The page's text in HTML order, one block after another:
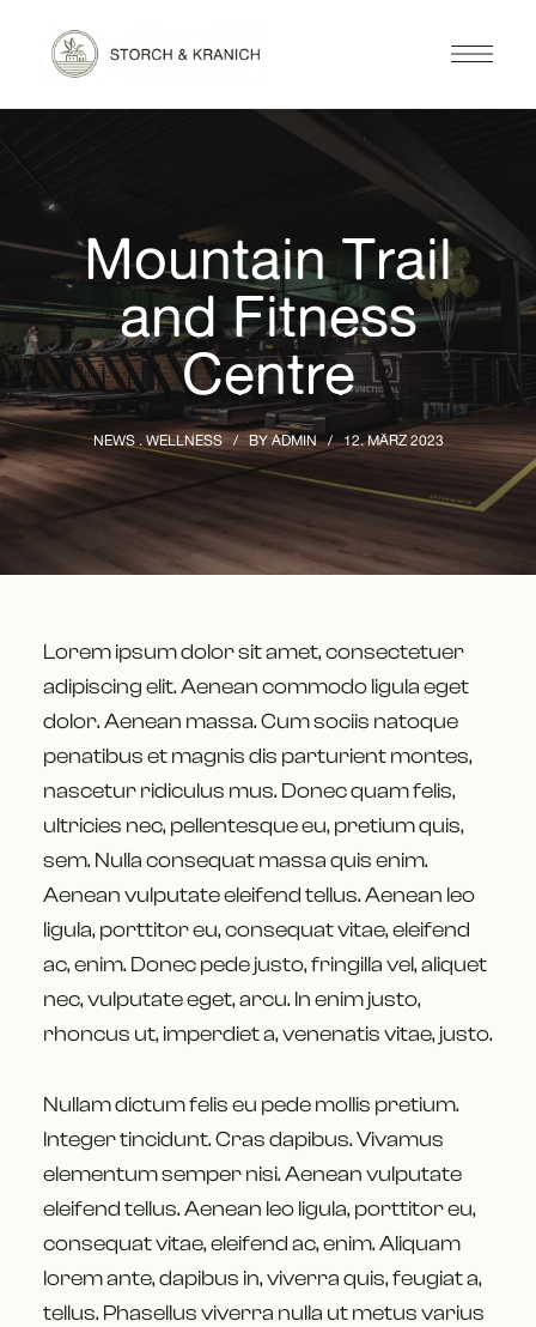
Mountain Trail
and Fitness
Centre
NEWS WELLNESS BYADMIN 12. MÄRZ 2023
Lorem ipsum dolor sit amet, consectetuer
adipiscing elit. Aenean commodo ligula eget
dolor. Aenean massa. Cum sociis natoque
penatibus et magnis dis parturient montes,
nascetur ridiculus mus. Donec quam felis,
ultricies nec, pellentesque eu, pretium quis,
sem. Nulla consequat massa quis enim.
Aenean vulputate eleifend tellus. Aenean leo
ligula, porttitor eu, consequat vitae, eleifend
ac, enim. Donec pede justo, fringilla vel, aliquet
nec, vulputate eget, arcu. In enim justo,
rhoncus ut, imperdiet a, venenatis vitae, justo.
Nullam dictum felis eu pede mollis pretium.
Integer tincidunt. Cras dapibus. Vivamus
elementum semper nisi. Aenean vulputate
eleifend tellus. Aenean leo ligula, porttitor eu,
consequat vitae, eleifend ac, enim. Aliquam
lorem ante, dapibus in, viverra quis, feugiat a,
tellus. Phasellus viverra nulla ut metus varius